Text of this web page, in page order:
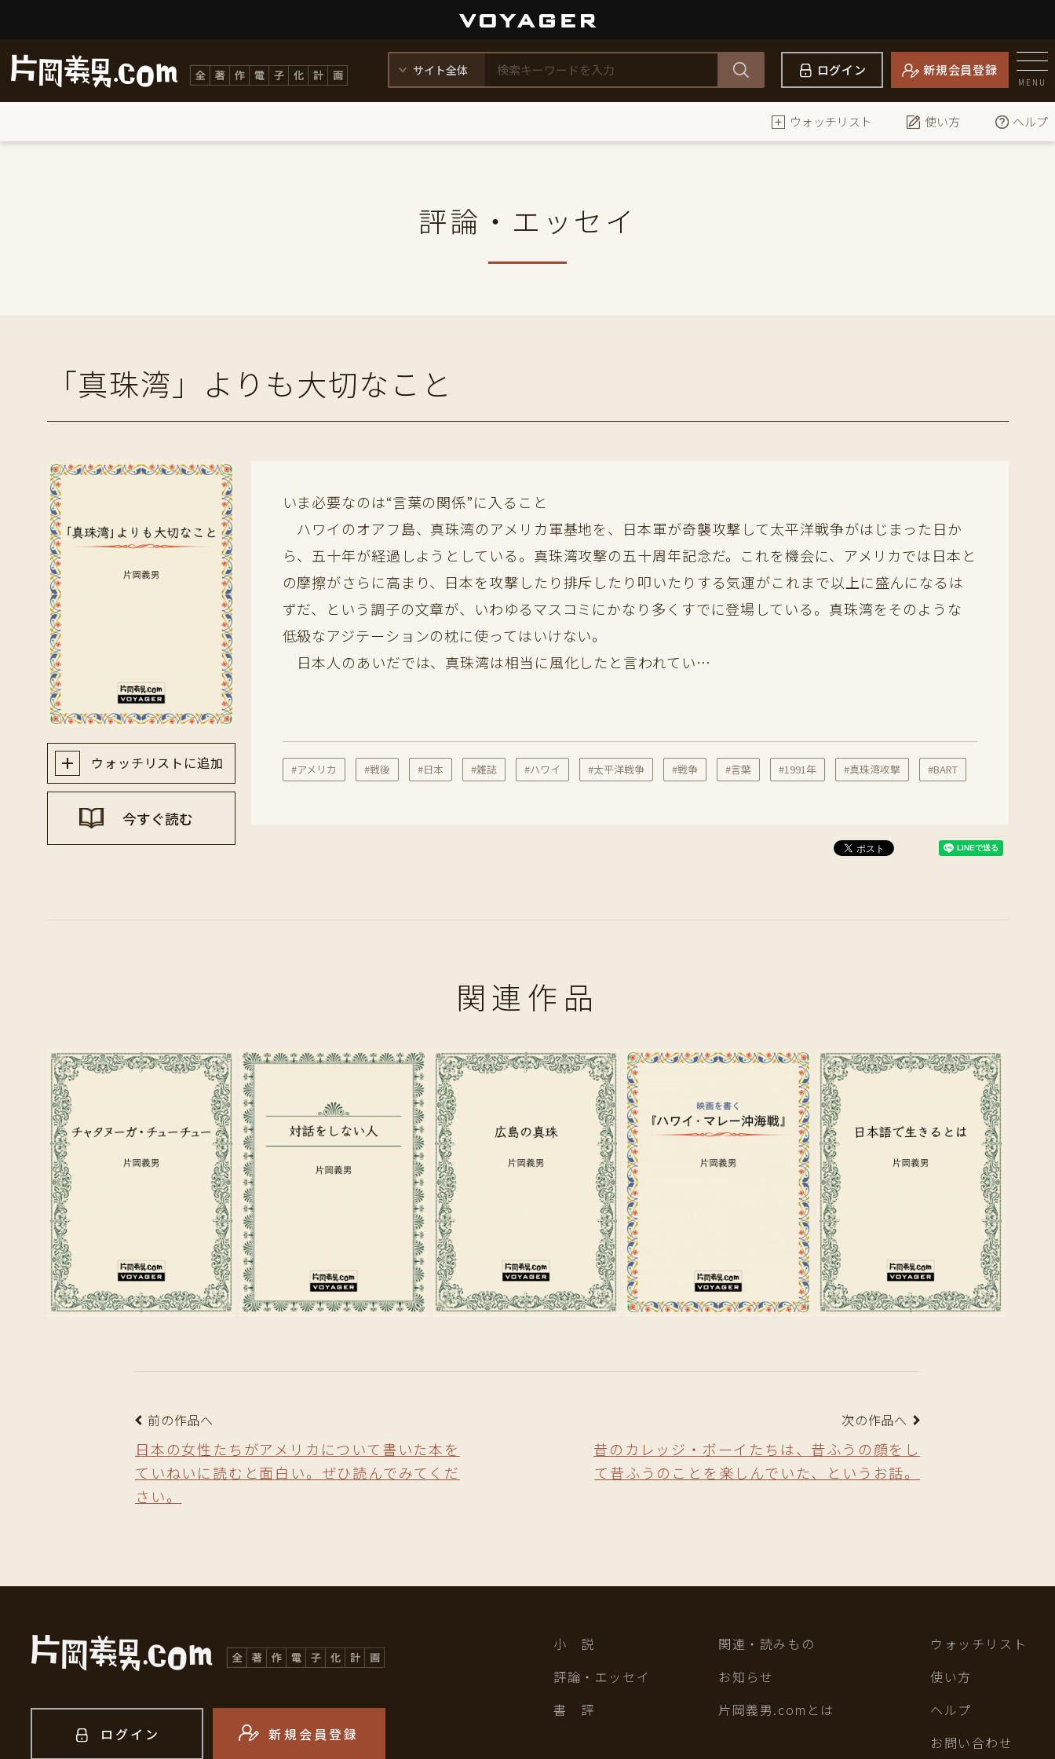
ログイン 新規会員登録
MENU
ウォッチリスト 使い方 ヘルプ
評論・エッセイ
「真珠湾」よりも大切なこと
ウォッチリストに追加
今すぐ読む
いま必要なのは“言葉の関係”に入ること
ハワイのオアフ島、真珠湾のアメリカ軍基地を、日本軍が奇襲攻撃して太平洋戦争がはじまった日か
ら、五十年が経過しようとしている。真珠湾攻撃の五十周年記念だ。これを機会に、アメリカでは日本と
の摩擦がさらに高まり、日本を攻撃したり排斥したり叩いたりする気運がこれまで以上に盛んになるは
ずだ、という調子の文章が、いわゆるマスコミにかなり多くすでに登場している。真珠湾をそのような
低級なアジテーションの枕に使ってはいけない。
日本人のあいだでは、真珠湾は相当に風化したと言われてい…
#アメリカ #戦後 #日本 #雑誌 #ハワイ #太平洋戦争 #戦争 #言葉 #1991年 #真珠湾攻撃 #BART
関連作品
前の作品へ
日本の女性たちがアメリカについて書いた本を
ていねいに読むと面白い。ぜひ読んでみてくだ
さい。
次の作品へ
昔のカレッジ・ボーイたちは、昔ふうの顔をし
て昔ふうのことを楽しんでいた、というお話。
ログイン 新規会員登録
小 説
評論・エッセイ
書 評
関連・読みもの
お知らせ
片岡義男.comとは
ウォッチリスト
使い方
ヘルプ
お問い合わせ